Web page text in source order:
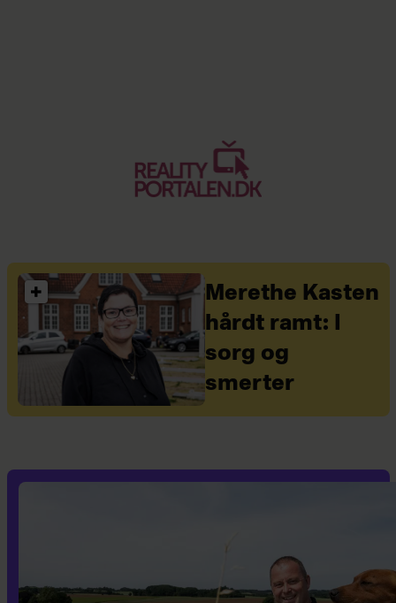
Merethe Kasten
hårdt ramt: I
sorg og
smerter